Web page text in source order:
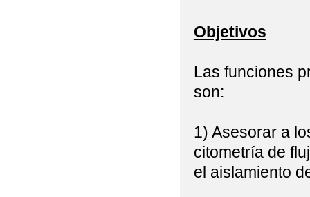
Objetivos
Las funciones
son:
1) Asesorar a
citometría de
el aislamiento